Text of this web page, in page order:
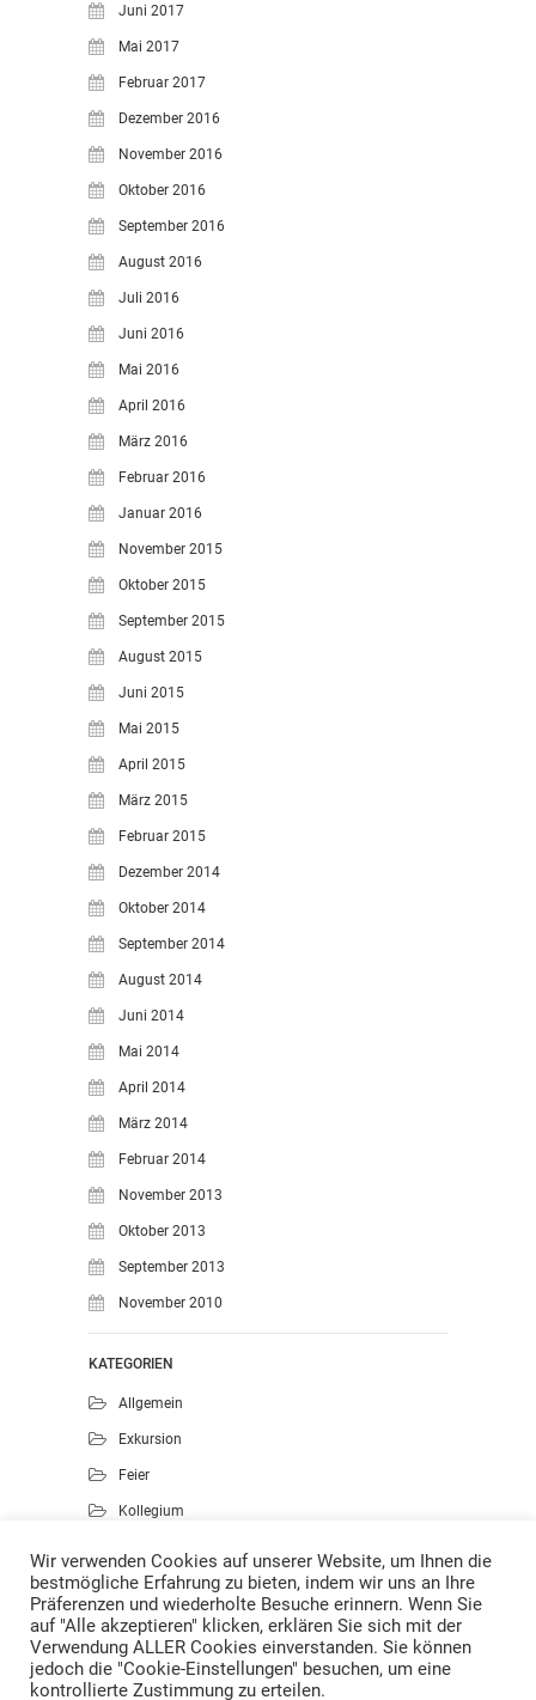
Juni 2017
Mai 2017
Februar 2017
Dezember 2016
November 2016
Oktober 2016
September 2016
August 2016
Juli 2016
Juni 2016
Mai 2016
April 2016
März 2016
Februar 2016
Januar 2016
November 2015
Oktober 2015
September 2015
August 2015
Juni 2015
Mai 2015
April 2015
März 2015
Februar 2015
Dezember 2014
Oktober 2014
September 2014
August 2014
Juni 2014
Mai 2014
April 2014
März 2014
Februar 2014
November 2013
Oktober 2013
September 2013
November 2010
KATEGORIEN
Allgemein
Exkursion
Feier
Kollegium
Musik
Projekte
Sport
Wir verwenden Cookies auf unserer Website, um Ihnen die
bestmögliche Erfahrung zu bieten, indem wir uns an Ihre
Präferenzen und wiederholte Besuche erinnern. Wenn Sie
auf "Alle akzeptieren" klicken, erklären Sie sich mit der
Verwendung ALLER Cookies einverstanden. Sie können
jedoch die "Cookie-Einstellungen" besuchen, um eine
kontrollierte Zustimmung zu erteilen.